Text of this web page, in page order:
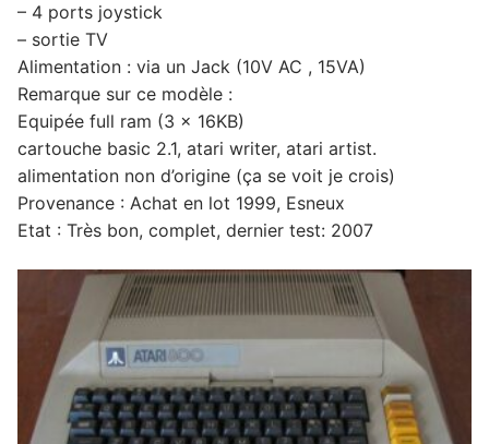
– 4 ports joystick
– sortie TV
Alimentation : via un Jack (10V AC , 15VA)
Remarque sur ce modèle :
Equipée full ram (3 x 16KB)
cartouche basic 2.1, atari writer, atari artist.
alimentation non d’origine (ça se voit je crois)
Provenance : Achat en lot 1999, Esneux
Etat : Très bon, complet, dernier test: 2007